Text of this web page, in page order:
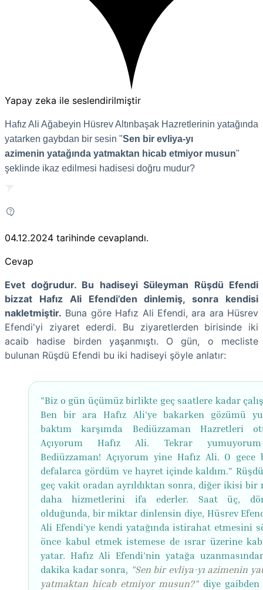
Yapay zeka ile seslendirilmiştir
Hafız Ali Ağabeyin Hüsrev Altınbaşak Hazretlerinin yatağında
yatarken gaybdan bir sesin "Sen bir evliya-yı
azimenin yatağında yatmaktan hicab etmiyor musun"
şeklinde ikaz edilmesi hadisesi doğru mudur?
04.12.2024 tarihinde cevaplandı.
Cevap
Evet doğrudur. Bu hadiseyi Süleyman Rüşdü Efendi
bizzat Hafız Ali Efendi’den dinlemiş, sonra kendisi
nakletmiştir. Buna göre Hafız Ali Efendi, ara ara Hüsrev
Efendi'yi ziyaret ederdi. Bu ziyaretlerden birisinde iki
acaib hadise birden yaşanmıştı. O gün, o mecliste
bulunan Rüşdü Efendi bu iki hadiseyi şöyle anlatır:
"Biz o gün üçümüz birlikte geç saatlere kadar
Ben bir ara Hafız Ali'ye bakarken gözümü
baktım karşımda Bediüzzaman Hazretleri
Açıyorum Hafız Ali. Tekrar
Bediüzzaman! Açıyorum yine Hafız Ali. O
defalarca gördüm ve hayret içinde kaldım."
geç vakit oradan ayrıldıktan sonra, diğer ikisi bir
daha hizmetlerini ifa ederler. Saat üç,
olduğunda, bir miktar dinlensin diye, Hüsrev
Ali Efendi'ye kendi yatağında istirahat etmesini
önce kabul etmek istemese de ısrar üzerine
yatar. Hafız Ali Efendi'nin yatağa
dakika kadar sonra, "Sen bir evliya-yı azimenin
yatmaktan hicab etmiyor musun?" diye